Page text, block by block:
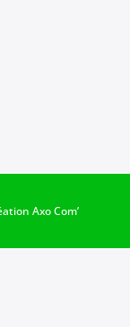
Axo Com’